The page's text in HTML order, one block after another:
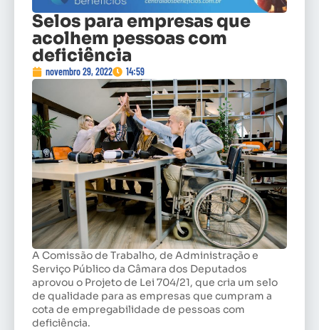
Selos para empresas que
acolhem pessoas com
deficiência
novembro 29, 2022 14:59
A Comissão de Trabalho, de Administração e
Serviço Público da Câmara dos Deputados
aprovou o Projeto de Lei 704/21, que cria um selo
de qualidade para as empresas que cumpram a
cota de empregabilidade de pessoas com
deficiência.